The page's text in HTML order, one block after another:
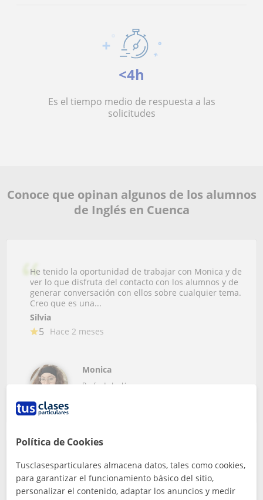
<4h
Es el tiempo medio de respuesta a las
solicitudes
Conoce que opinan algunos de los alumnos
de Inglés en Cuenca
He tenido la oportunidad de trabajar con Monica y de
ver lo que disfruta del contacto con los alumnos y de
generar conversación con ellos sobre cualquier tema.
Creo que es una...
Silvia
5 Hace 2 meses
Monica
Profe de Inglés
Excelente!! Gran comunicadora, muy puntual,
accesible y colaborativa. Se adapta perfectamente a
las necesidades propuestas, con buenos materiales y
Política de Cookies
Tusclasesparticulares almacena datos, tales como cookies,
para garantizar el funcionamiento básico del sitio,
personalizar el contenido, adaptar los anuncios y medir